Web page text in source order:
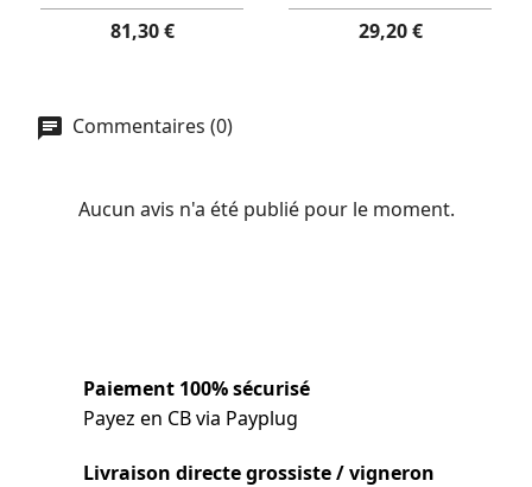
81,30 € 29,20 €
Commentaires (0)
Aucun avis n'a été publié pour le moment.
Paiement 100% sécurisé
Payez en CB via Payplug
Livraison directe grossiste / vigneron